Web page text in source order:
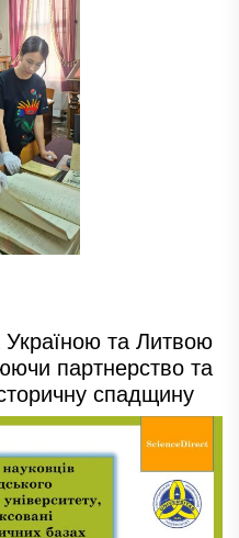
Україною та Литвою
партнерство та
спадщину